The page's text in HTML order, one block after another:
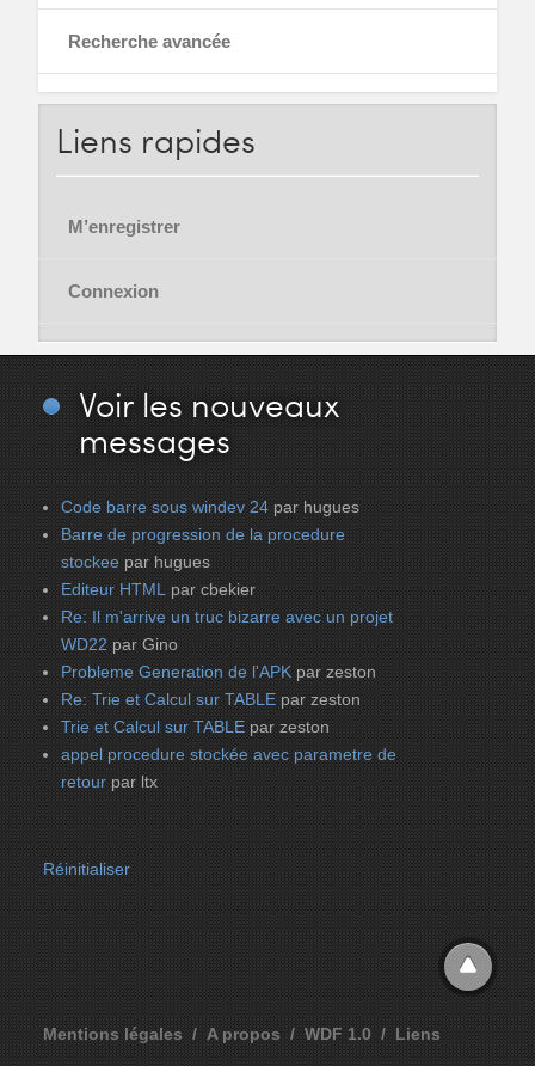
Recherche avancée
Liens rapides
M’enregistrer
Connexion
Voir les nouveaux
messages
Code barre sous windev 24 par hugues
Barre de progression de la procedure
stockee par hugues
Editeur HTML par cbekier
Re: Il m'arrive un truc bizarre avec un projet
WD22 par Gino
Probleme Generation de l'APK par zeston
Re: Trie et Calcul sur TABLE par zeston
Trie et Calcul sur TABLE par zeston
appel procedure stockée avec parametre de
retour par ltx
Réinitialiser
Mentions légales A propos WDF 1.0 Liens